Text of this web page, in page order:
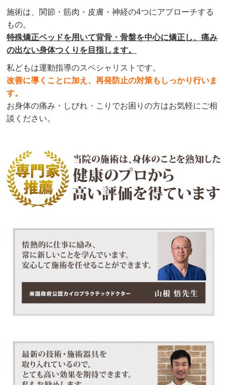
施術は、関節・筋肉・皮膚・神経の4つにアプローチする
もの。
特殊矯正ベッドを用いて背骨・骨盤を中心に矯正し、痛み
の出ない身体つくりを目指します。
私どもは運動指導のスペシャリストです。
改善に導くことに加え、再発防止の対策もしっかり行いま
す。
お身体の痛み・しびれ・こりでお困りの方はお気軽にご相
談ください。